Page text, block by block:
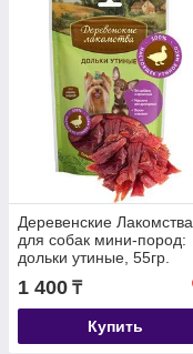
Деревенские Лакомства
для собак мини-пород:
дольки утиные, 55гр.
1 400 ₸
Купить